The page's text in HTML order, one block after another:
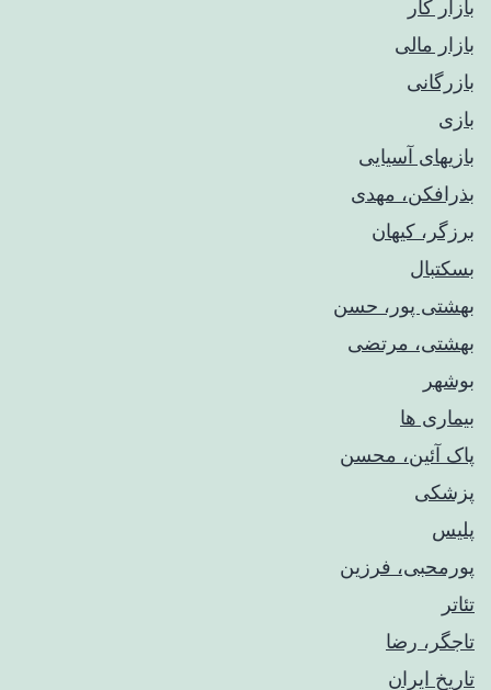
بازار کار
بازار مالی
بازرگانی
بازی
بازیهای آسیایی
بذرافکن، مهدی
برزگر، کیهان
بسکتبال
بهشتی پور، حسن
بهشتی، مرتضی
بوشهر
بیماری ها
پاک آئین، محسن
پزشکی
پلیس
پورمحبی، فرزین
تئاتر
تاجگر، رضا
تاریخ ایران